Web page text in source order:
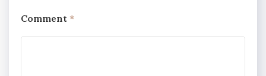
Comment *